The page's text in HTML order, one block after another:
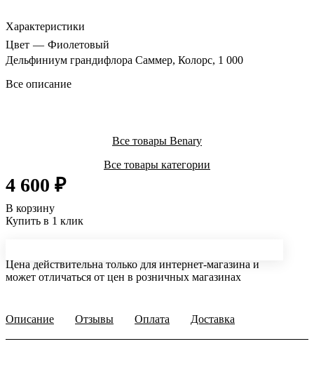
Характеристики
Цвет — Фиолетовый
Дельфиниум грандифлора Саммер, Колорс, 1 000
Все описание
Все товары Benary
Все товары категории
4 600 ₽
В корзину
Купить в 1 клик
Цена действительна только для интернет-магазина и
может отличаться от цен в розничных магазинах
Описание Отзывы Оплата Доставка